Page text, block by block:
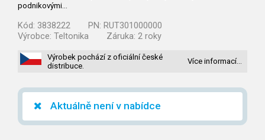
podnikovými…
Kód: 3838222 PN: RUT301000000
Výrobce: Teltonika Záruka: 2 roky
Výrobek pochází z oficiální české
distribuce.
Více informací…
Aktuálně není v nabídce